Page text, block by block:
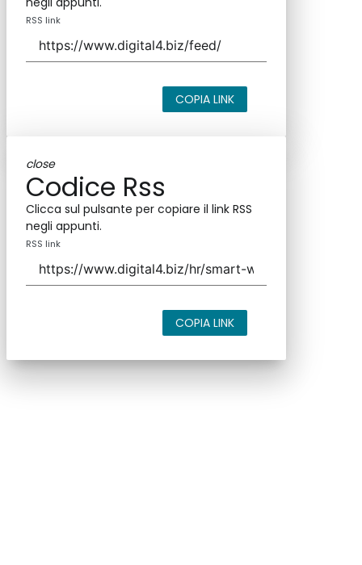
RSS link
COPIA LINK
close
Codice Rss
Clicca sul pulsante per copiare il link RSS
negli appunti.
RSS link
COPIA LINK